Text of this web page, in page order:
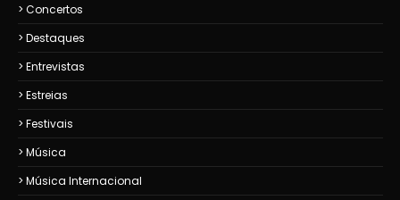
Concertos
Destaques
Entrevistas
Estreias
Festivais
Música
Música Internacional